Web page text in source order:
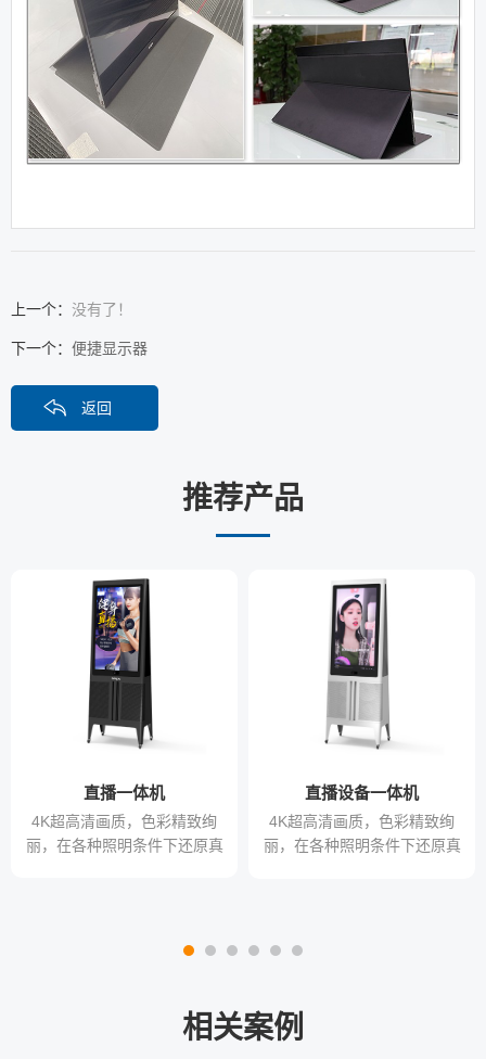
上一个： 没有了！
下一个： 便捷显示器
返回
推荐产品
直播一体机
4K超高清画质，色彩精致绚
丽，在各种照明条件下还原真
直播设备一体机
4K超高清画质，色彩精致绚
丽，在各种照明条件下还原真
相关案例